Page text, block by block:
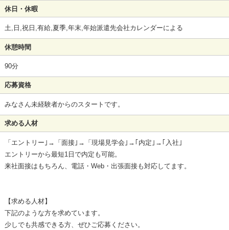
休日・休暇
土,日,祝日,有給,夏季,年末,年始派遣先会社カレンダーによる
休憩時間
90分
応募資格
みなさん未経験者からのスタートです。
求める人材
「エントリー｣→「面接｣→「現場見学会｣→｢内定｣→｢入社｣
エントリーから最短1日で内定も可能。
来社面接はもちろん、電話・Web・出張面接も対応してます。
【求める人材】
下記のような方を求めています。
少しでも共感できる方、ぜひご応募ください。